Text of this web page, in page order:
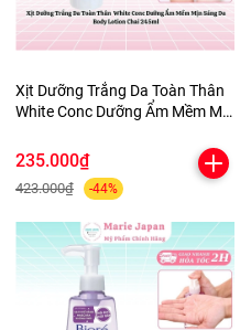
Xịt Dưỡng Trắng Da Toàn Thân
White Conc Dưỡng Ẩm Mềm Mịn
245ml
235.000₫
423.000₫ -44%